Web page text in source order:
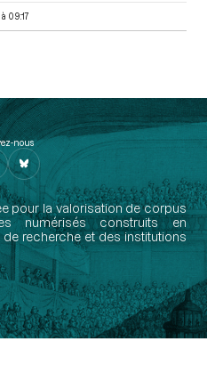
09:17
nous
pour la valorisation de corpus
numérisés construits en
recherche et des institutions